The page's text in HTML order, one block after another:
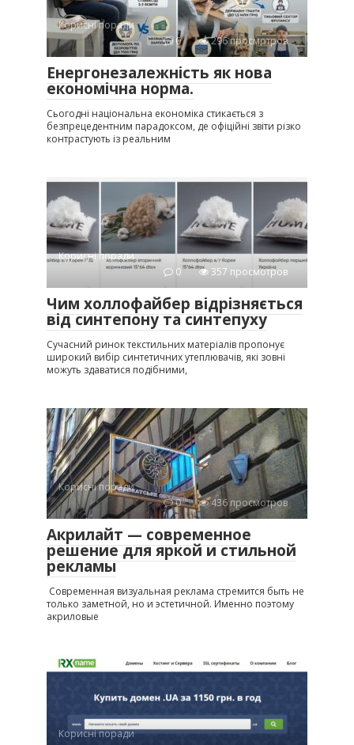
Корисні поради
0
296 просмотров
Енергонезалежність як нова
економічна норма.
Сьогодні національна економіка стикається з
безпрецедентним парадоксом, де офіційні звіти різко
контрастують із реальним
Корисні поради
0
357 просмотров
Чим холлофайбер відрізняється
від синтепону та синтепуху
Сучасний ринок текстильних матеріалів пропонує
широкий вибір синтетичних утеплювачів, які зовні
можуть здаватися подібними,
Корисні поради
0
436 просмотров
Акрилайт — современное
решение для яркой и стильной
рекламы
Современная визуальная реклама стремится быть не
только заметной, но и эстетичной. Именно поэтому
акриловые
Корисні поради